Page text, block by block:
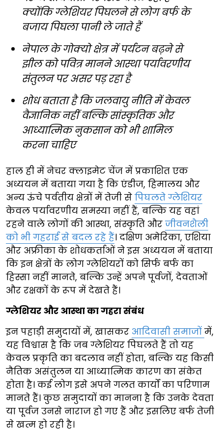
क्योंकि ग्लेशियर पिघलने से लोग बर्फ के
बजाय पिघला पानी ले जाते हैं
नेपाल के गोक्यो क्षेत्र में पर्यटन बढ़ने से
झील को पवित्र मानने आस्था पर्यावरणीय
संतुलन पर असर पड़ रहा है
शोध बताता है कि जलवायु नीति में केवल
वैज्ञानिक नहीं बल्कि सांस्कृतिक और
आध्यात्मिक नुकसान को भी शामिल
करना चाहिए
हाल ही में नेचर क्लाइमेट चेंज में प्रकाशित एक
अध्ययन में बताया गया है कि एंडीज, हिमालय और
अन्य ऊंचे पर्वतीय क्षेत्रों में तेजी से पिघलते ग्लेशियर
केवल पर्यावरणीय समस्या नहीं हैं, बल्कि यह वहां
रहने वाले लोगों की आस्था, संस्कृति और जीवनशैली
को भी गहराई से बदल रहे हैं। दक्षिण अमेरिका, एशिया
और अफ्रीका के शोधकर्ताओं ने इस अध्ययन में बताया
कि इन क्षेत्रों के लोग ग्लेशियरों को सिर्फ बर्फ का
हिस्सा नहीं मानते, बल्कि उन्हें अपने पूर्वजों, देवताओं
और रक्षकों के रूप में देखते हैं।
ग्लेशियर और आस्था का गहरा संबंध
इन पहाड़ी समुदायों में, खासकर आदिवासी समाजों में,
यह विश्वास है कि जब ग्लेशियर पिघलते हैं तो यह
केवल प्रकृति का बदलाव नहीं होता, बल्कि यह किसी
नैतिक असंतुलन या आध्यात्मिक कारण का संकेत
होता है। कई लोग इसे अपने गलत कार्यों का परिणाम
मानते हैं। कुछ समुदायों का मानना है कि उनके देवता
या पूर्वज उनसे नाराज हो गए हैं और इसलिए बर्फ तेजी
से खत्म हो रही है।